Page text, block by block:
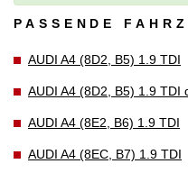
PASSENDE
AUDI A4 (8D2, B5) 1.9 TDI
AUDI A4 (8D2, B5) 1.9 TDI
AUDI A4 (8E2, B6) 1.9 TDI
AUDI A4 (8EC, B7) 1.9 TDI